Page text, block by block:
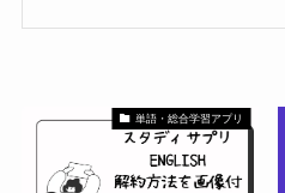
単語・総合学習アプリ